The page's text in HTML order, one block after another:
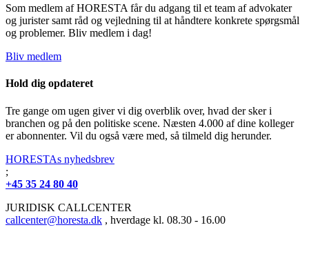
Som medlem af HORESTA får du adgang til et team af advokater
og jurister samt råd og vejledning til at håndtere konkrete spørgsmål
og problemer. Bliv medlem i dag!
Bliv medlem
Hold dig opdateret
Tre gange om ugen giver vi dig overblik over, hvad der sker i
branchen og på den politiske scene. Næsten 4.000 af dine kolleger
er abonnenter. Vil du også være med, så tilmeld dig herunder.
HORESTAs nyhedsbrev
;
+45 35 24 80 40
JURIDISK CALLCENTER
callcenter@horesta.dk , hverdage kl. 08.30 - 16.00